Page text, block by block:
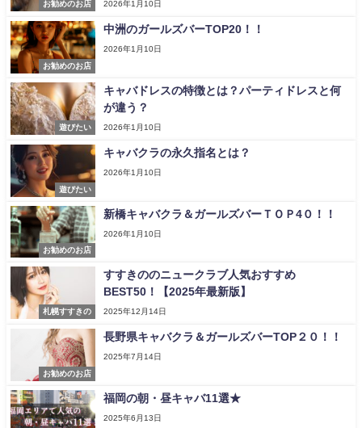
お勧めのお店 2026年1月10日
お勧めのお店
中洲のガールズバーTOP20！！
2026年1月10日
遊びたい
キャバドレスの特徴とは？パーティドレスと何
が違う？
2026年1月10日
遊びたい
キャバクラの永久指名とは？
2026年1月10日
お勧めのお店
新橋キャバクラ＆ガールズバーＴＯＰ4０！！
2026年1月10日
札幌すすきの
すすきののニュークラブ人気おすすめ
BEST50！【2025年最新版】
2025年12月14日
お勧めのお店
長野県キャバクラ＆ガールズバーTOP２０！！
2025年7月14日
福岡の朝・昼キャバ11選★
2025年6月13日